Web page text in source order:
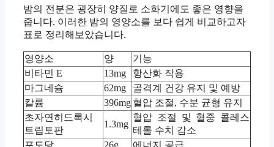
밤의 전분은 굉장히 양질로 소화기에도 좋은 영향을
줍니다. 이러한 밤의 영양소를 보다 쉽게 비교하고자
표로 정리해보았습니다.
영양소 양
기능
비타민 E
13mg
항산화 작용
마그네슘
62mg
골격계 건강 유지 및 예방
칼륨
396mg 혈압 조절, 수분 균형 유지
초자연히드록시
트립토판
1.3mg
혈압 조절 및 혈중 콜레스
테롤 수치 감소
포도당
26g 에너지 공급